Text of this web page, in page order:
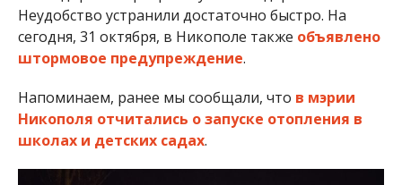
Неудобство устранили достаточно быстро. На
сегодня, 31 октября, в Никополе также объявлено
штормовое предупреждение.
Напоминаем, ранее мы сообщали, что в мэрии
Никополя отчитались о запуске отопления в
школах и детских садах.